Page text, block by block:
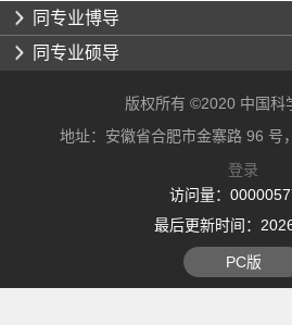
同专业博导
同专业硕导
版权所有 ©2020 中国科
地址：安徽省合肥市金寨路 96 号
登录
访问量：
最后更新时间：
PC版